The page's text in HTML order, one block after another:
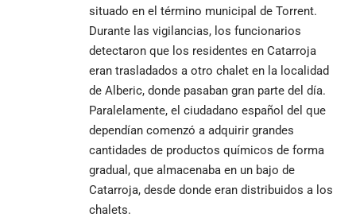
situado en el término municipal de Torrent.
Durante las vigilancias, los funcionarios
detectaron que los residentes en Catarroja
eran trasladados a otro chalet en la localidad
de Alberic, donde pasaban gran parte del día.
Paralelamente, el ciudadano español del que
dependían comenzó a adquirir grandes
cantidades de productos químicos de forma
gradual, que almacenaba en un bajo de
Catarroja, desde donde eran distribuidos a los
chalets.